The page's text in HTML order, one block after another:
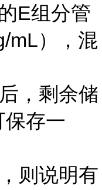
E组分管
mL），混
，剩余储
存一
则说明有